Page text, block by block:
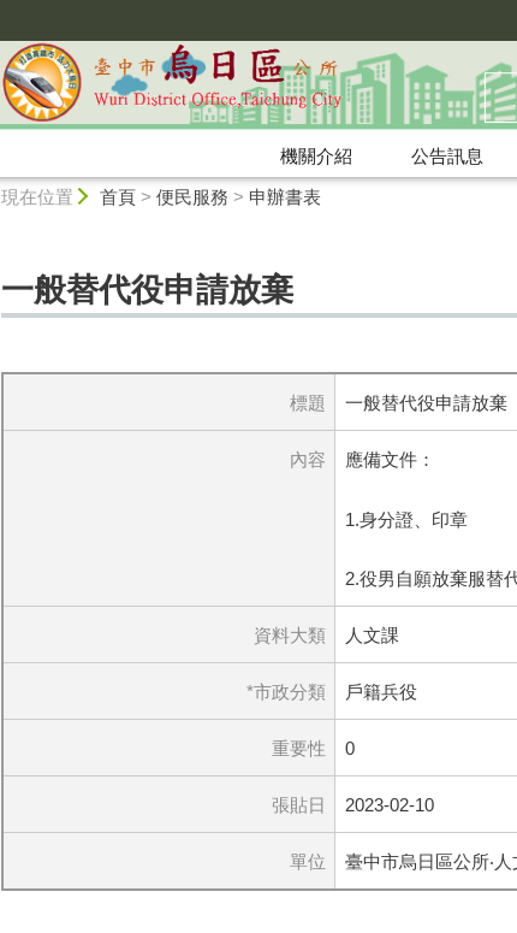
機關介紹 公告訊息
現在位置 首頁> 便民服務 > 申辦書表
一般替代役申請放棄
標題 一般替代役申請放棄
內容 應備文件：
1.身分證、印章
2.役男自願放棄服替
資料大類 人文課
*市政分類 戶籍兵役
重要性 0
張貼日 2023-02-10
單位 臺中市烏日區公所‧人